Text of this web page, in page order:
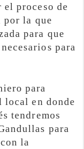
el proceso de
por la que
para que
para
para
local en donde
tendremos
para
la